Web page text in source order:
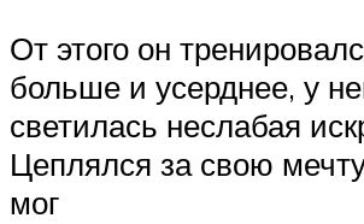
От этого он
больше и усерднее, у
светилась неслабая
Цеплялся за свою
мог